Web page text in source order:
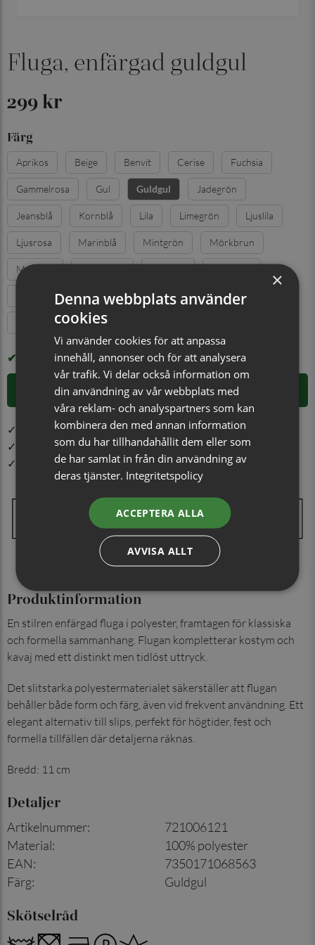
Fluga, enfärgad guldgul
299 kr
Färg
Aprikos Beige Benvit Cerise Fuchsia
Gammelrosa Gul Guldgul Jadegrön
Jeansblå Kornblå Lila Limegrön Ljuslila
Ljusrosa Marinblå Mintgrön Mörkbrun
Mörkgrå
Persika Puderrosa Röd Silvergrå
Turkos
I LAGER
LÄGG I VARUKORGEN
✓ Öppet köp i 30 dagar ✓ Fri frakt från 499 kr
✓ Din beställning skickas inom 1-2 vardagar
✓ Snabb leverans från vårt lager i Jönköping
Produktinformation
En stilren enfärgad fluga i polyester, framtagen för klassiska
och formella sammanhang. Flugan kompletterar kostym och
kavaj med ett distinkt men tidlöst uttryck.
Det slitstarka polyestermaterialet säkerställer att flugan
behåller både form och färg, även vid frekvent användning. Ett
elegant alternativ till slips, perfekt för högtider, fest och
formella tillfällen där detaljerna räknas.
Bredd: 11 cm
Detaljer
Artikelnummer:
721006121
Material:
100% polyester
EAN:
7350171068563
Färg: Guldgul
Skötselråd
×
Denna webbplats använder
cookies
Vi använder cookies för att anpassa
innehåll, annonser och för att analysera
vår trafik. Vi delar också information om
din användning av vår webbplats med
våra reklam- och analyspartners som kan
kombinera den med annan information
som du har tillhandahållit dem eller som
de har samlat in från din användning av
deras tjänster. Integritetspolicy
ACCEPTERA ALLA
AVVISA ALLT